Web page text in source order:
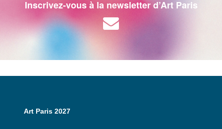
Inscrivez-vous à la newsletter d’Art Paris
Art Paris 2027